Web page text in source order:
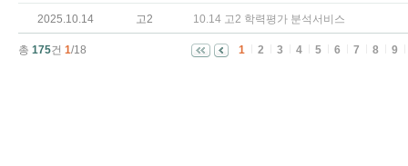
2025.10.14 고2 10.14 고2 학력평가 분석서비스
총 175건 1/18 1 2 3 4 5 6 7 8 9